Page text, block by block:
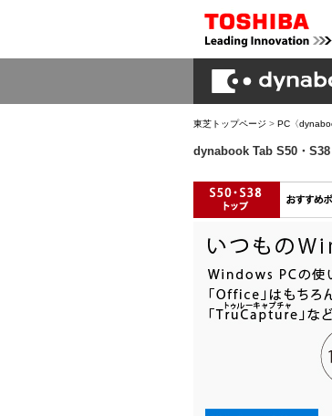
東芝トップページ > PC〈
dynabook Tab S50・